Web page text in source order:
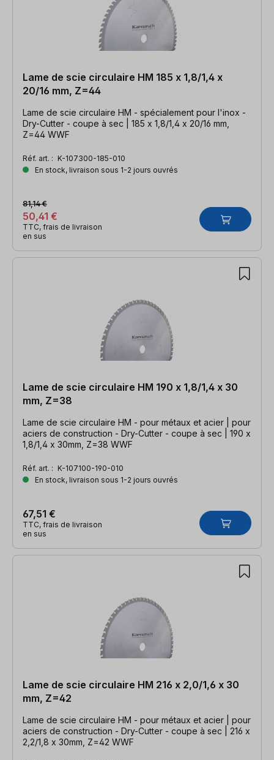
Lame de scie circulaire HM 185 x 1,8/1,4 x
20/16 mm, Z=44
Lame de scie circulaire HM - spécialement pour l'inox -
Dry-Cutter - coupe à sec | 185 x 1,8/1,4 x 20/16 mm,
Z=44 WWF
Réf. art. : K-107300-185-010
En stock, livraison sous 1-2 jours ouvrés
50,41 €
81,14 €
TTC, frais de livraison
en sus
Lame de scie circulaire HM 190 x 1,8/1,4 x 30
mm, Z=38
Lame de scie circulaire HM - pour métaux et acier | pour
aciers de construction - Dry-Cutter - coupe à sec | 190 x
1,8/1,4 x 30mm, Z=38 WWF
Réf. art. : K-107100-190-010
En stock, livraison sous 1-2 jours ouvrés
67,51 €
TTC, frais de livraison
en sus
Lame de scie circulaire HM 216 x 2,0/1,6 x 30
mm, Z=42
Lame de scie circulaire HM - pour métaux et acier | pour
aciers de construction - Dry-Cutter - coupe à sec | 216 x
2,2/1,8 x 30mm, Z=42 WWF